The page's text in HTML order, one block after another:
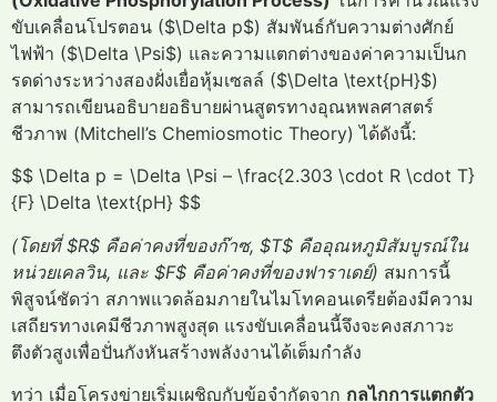
ขับเคลื่อนโปรตอน ($\Delta p$) สัมพันธ์กับความต่างศักย์
ไฟฟ้า ($\Delta \Psi$) และความแตกต่างของค่าความเป็นก
รดด่างระหว่างสองฝั่งเยื่อหุ้มเซลล์ ($\Delta \text{pH}$)
สามารถเขียนอธิบายอธิบายผ่านสูตรทางอุณหพลศาสตร์
ชีวภาพ (Mitchell’s Chemiosmotic Theory) ได้ดังนี้:
$$ \Delta p = \Delta \Psi – \frac{2.303 \cdot R \cdot T}
{F} \Delta \text{pH} $$
(โดยที่ $R$ คือค่าคงที่ของก๊าซ, $T$ คืออุณหภูมิสัมบูรณ์ใน
หน่วยเคลวิน, และ $F$ คือค่าคงที่ของฟาราเดย์) สมการนี้
พิสูจน์ชัดว่า สภาพแวดล้อมภายในไมโทคอนเดรียต้องมีความ
เสถียรทางเคมีชีวภาพสูงสุด แรงขับเคลื่อนนี้จึงจะคงสภาวะ
ตึงตัวสูงเพื่อปั่นกังหันสร้างพลังงานได้เต็มกำลัง
ทว่า เมื่อโครงข่ายเริ่มเผชิญกับข้อจำกัดจาก กลไกการแตกตัว